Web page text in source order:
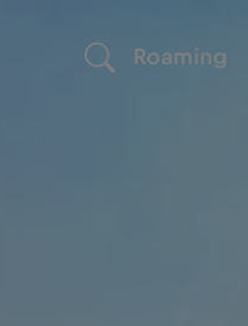
Roaming